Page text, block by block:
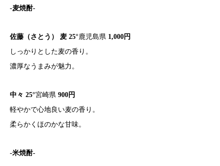
-麦焼酎-
佐藤（さとう） 麦 25° 鹿児島県 1,000円
しっかりとした麦の香り。
濃厚なうまみが魅力。
中々 25°宮崎県 900円
軽やかで心地良い麦の香り。
柔らかくほのかな甘味。
-米焼酎-